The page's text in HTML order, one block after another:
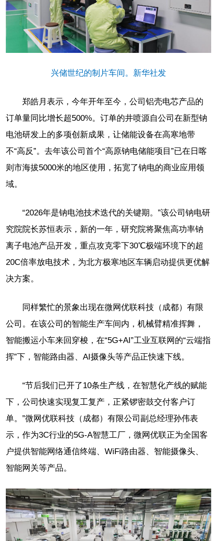
兴储世纪的制片车间。新华社发
郑皓月表示，今年开年至今，公司铝壳电芯产品的
订单量同比增长超500%。订单的井喷源自公司在新型钠
电池研发上的多项创新成果，让储能设备在高寒地带
不“高反”。去年该公司首个“高原钠电储能项目”已在日喀
则市海拔5000米的地区使用，拓宽了钠电的商业应用领
域。
“2026年是钠电池技术迭代的关键期。”该公司钠电研
究院院长苏恒表示，新的一年，研究院将聚焦高功率钠
离子电池产品开发，重点攻克零下30℃极端环境下的超
20C倍率放电技术，为北方极寒地区车辆启动提供更优解
决方案。
同样繁忙的景象出现在微网优联科技（成都）有限
公司。在该公司的智能生产车间内，机械臂精准挥舞，
智能搬运小车来回穿梭，在“5G+AI”工业互联网的“云端指
挥”下，智能路由器、AI摄像头等产品正快速下线。
“节后我们已开了10条生产线，在智慧化产线的赋能
下，公司快速实现复工复产，正紧锣密鼓交付客户订
单。”微网优联科技（成都）有限公司副总经理孙伟表
示，作为3C行业的5G-A智慧工厂，微网优联正为全国客
户提供智能网络通信终端、WiFi路由器、智能摄像头、
智能网关等产品。